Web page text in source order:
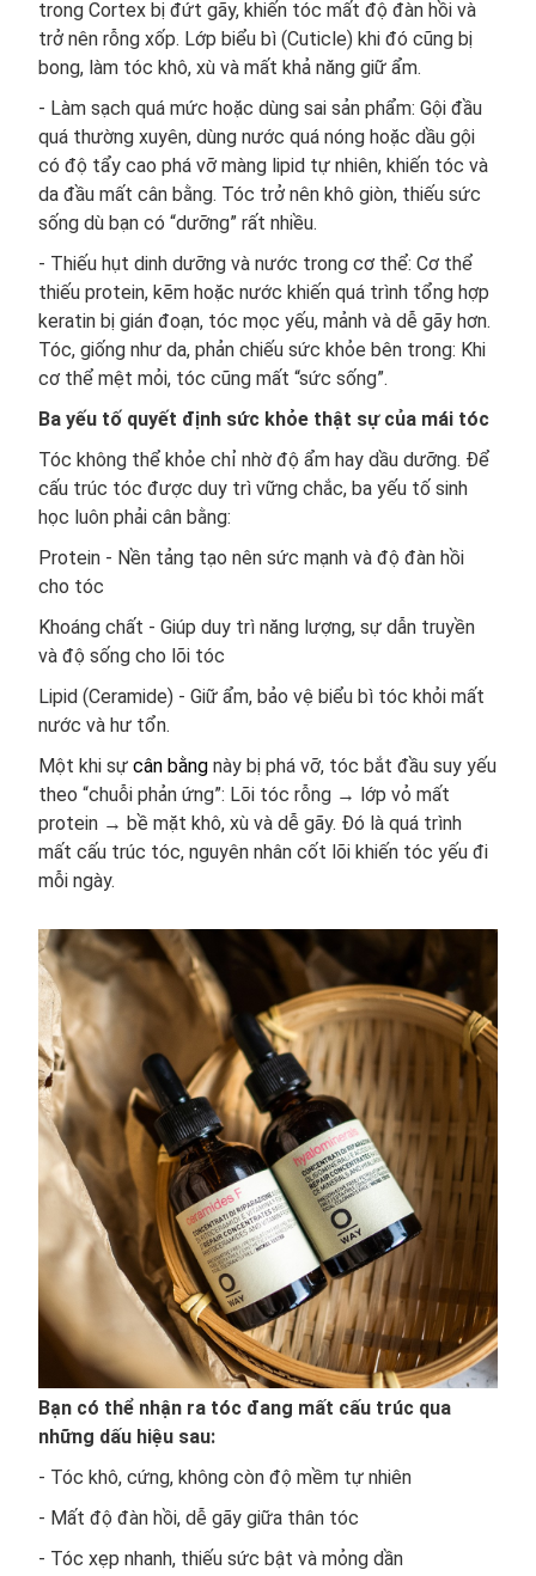
trong Cortex bị đứt gãy, khiến tóc mất độ đàn hồi và
trở nên rỗng xốp. Lớp biểu bì (Cuticle) khi đó cũng bị
bong, làm tóc khô, xù và mất khả năng giữ ẩm.
- Làm sạch quá mức hoặc dùng sai sản phẩm: Gội đầu
quá thường xuyên, dùng nước quá nóng hoặc dầu gội
có độ tẩy cao phá vỡ màng lipid tự nhiên, khiến tóc và
da đầu mất cân bằng. Tóc trở nên khô giòn, thiếu sức
sống dù bạn có “dưỡng” rất nhiều.
- Thiếu hụt dinh dưỡng và nước trong cơ thể: Cơ thể
thiếu protein, kẽm hoặc nước khiến quá trình tổng hợp
keratin bị gián đoạn, tóc mọc yếu, mảnh và dễ gãy hơn.
Tóc, giống như da, phản chiếu sức khỏe bên trong: Khi
cơ thể mệt mỏi, tóc cũng mất “sức sống”.
Ba yếu tố quyết định sức khỏe thật sự của mái tóc
Tóc không thể khỏe chỉ nhờ độ ẩm hay dầu dưỡng. Để
cấu trúc tóc được duy trì vững chắc, ba yếu tố sinh
học luôn phải cân bằng:
Protein - Nền tảng tạo nên sức mạnh và độ đàn hồi
cho tóc
Khoáng chất - Giúp duy trì năng lượng, sự dẫn truyền
và độ sống cho lõi tóc
Lipid (Ceramide) - Giữ ẩm, bảo vệ biểu bì tóc khỏi mất
nước và hư tổn.
Một khi sự cân bằng này bị phá vỡ, tóc bắt đầu suy yếu
theo “chuỗi phản ứng”: Lõi tóc rỗng → lớp vỏ mất
protein → bề mặt khô, xù và dễ gãy. Đó là quá trình
mất cấu trúc tóc, nguyên nhân cốt lõi khiến tóc yếu đi
mỗi ngày.
Bạn có thể nhận ra tóc đang mất cấu trúc qua
những dấu hiệu sau:
- Tóc khô, cứng, không còn độ mềm tự nhiên
- Mất độ đàn hồi, dễ gãy giữa thân tóc
- Tóc xẹp nhanh, thiếu sức bật và mỏng dần